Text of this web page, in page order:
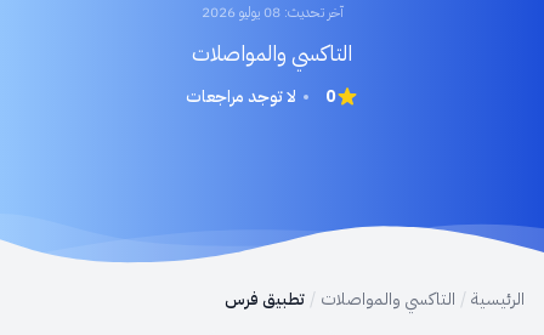
آخر تحديث: 08 يوليو 2026
التاكسي والمواصلات
0 لا توجد مراجعات
الرئيسية / التاكسي والمواصلات / تطبيق فرس